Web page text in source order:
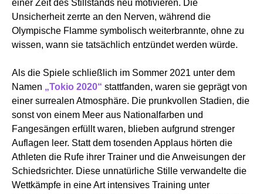
einer Zeit des Stillstands neu motivieren. Die
Unsicherheit zerrte an den Nerven, während die
Olympische Flamme symbolisch weiterbrannte, ohne zu
wissen, wann sie tatsächlich entzündet werden würde.
Als die Spiele schließlich im Sommer 2021 unter dem
Namen „Tokio 2020“ stattfanden, waren sie geprägt von
einer surrealen Atmosphäre. Die prunkvollen Stadien, die
sonst von einem Meer aus Nationalfarben und
Fangesängen erfüllt waren, blieben aufgrund strenger
Auflagen leer. Statt dem tosenden Applaus hörten die
Athleten die Rufe ihrer Trainer und die Anweisungen der
Schiedsrichter. Diese unnatürliche Stille verwandelte die
Wettkämpfe in eine Art intensives Training unter